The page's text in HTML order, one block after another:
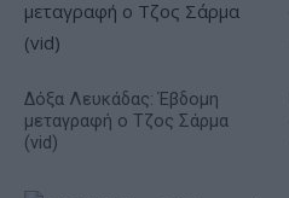
Δόξα Λευκάδας: Έβδομη
μεταγραφή ο Τζος Σάρμα
(vid)